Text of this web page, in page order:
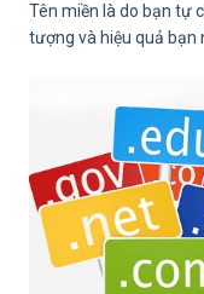
Tên miền là do bạn tự
tượng và hiệu quả bạn